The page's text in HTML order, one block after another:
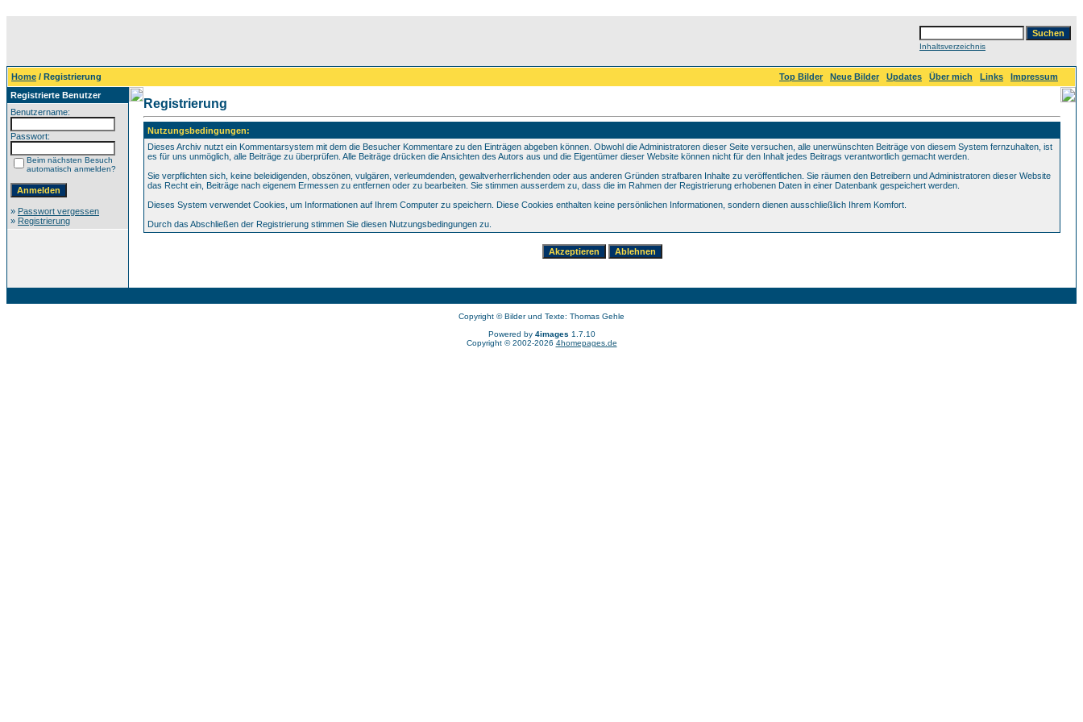
Inhaltsverzeichnis
Home / Registrierung Top Bilder Neue Bilder Updates Über mich Links
Impressum
Registrierte Benutzer
Benutzername:
Passwort:
Beim nächsten Besuch
automatisch anmelden?
» Passwort vergessen
» Registrierung
Registrierung
Nutzungsbedingungen:
Dieses Archiv nutzt ein Kommentarsystem mit dem die Besucher Kommentare zu den Einträgen abgeben können. Obwohl die Administratoren dieser Seite versuchen, alle unerwünschten Beiträge von diesem System fernzuhalten, ist
es für uns unmöglich, alle Beiträge zu überprüfen. Alle Beiträge drücken die Ansichten des Autors aus und die Eigentümer dieser Website können nicht für den Inhalt jedes Beitrags verantwortlich gemacht werden.
Sie verpflichten sich, keine beleidigenden, obszönen, vulgären, verleumdenden, gewaltverherrlichenden oder aus anderen Gründen strafbaren Inhalte zu veröffentlichen. Sie räumen den Betreibern und Administratoren dieser Website
das Recht ein, Beiträge nach eigenem Ermessen zu entfernen oder zu bearbeiten. Sie stimmen ausserdem zu, dass die im Rahmen der Registrierung erhobenen Daten in einer Datenbank gespeichert werden.
Dieses System verwendet Cookies, um Informationen auf Ihrem Computer zu speichern. Diese Cookies enthalten keine persönlichen Informationen, sondern dienen ausschließlich Ihrem Komfort.
Durch das Abschließen der Registrierung stimmen Sie diesen Nutzungsbedingungen zu.
Copyright © Bilder und Texte: Thomas Gehle
Powered by 4images 1.7.10
Copyright © 2002-2026 4homepages.de